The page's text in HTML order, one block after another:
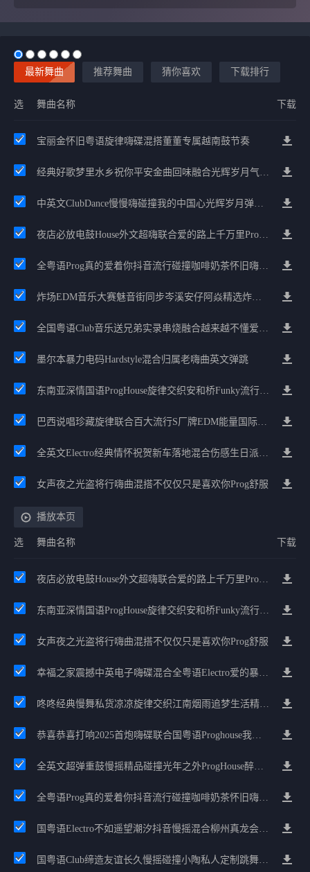
最新舞曲 推荐舞曲 猜你喜欢 下载排行
选 舞曲名称 下载
宝丽金怀旧粤语旋律嗨碟混搭董董专属越南鼓节奏
经典好歌梦里水乡祝你平安金曲回味融合光辉岁月气氛中文兄弟串烧
中英文ClubDance慢慢嗨碰撞我的中国心光辉岁月弹鼓车载
夜店必放电鼓House外文超嗨联合爱的路上千万里Prog包房漫步上头
全粤语Prog真的爱着你抖音流行碰撞咖啡奶茶怀旧嗨水啊纹混音
炸场EDM音乐大赛魅音街同步岑溪安仔阿焱精选炸场歌路串烧
全国粤语Club音乐送兄弟实录串烧融合越来越不懂爱的哲学遗憾专辑
墨尔本暴力电码Hardstyle混合归属老嗨曲英文弹跳
东南亚深情国语ProgHouse旋律交织安和桥Funky流行情怀串烧
巴西说唱珍藏旋律联合百大流行S厂牌EDM能量国际电音串烧
全英文Electro经典情怀祝贺新车落地混合伤感生日派对中文Club串烧
女声夜之光盗将行嗨曲混搭不仅仅只是喜欢你Prog舒服
播放本页
选 舞曲名称 下载
夜店必放电鼓House外文超嗨联合爱的路上千万里Prog包房漫步上头
东南亚深情国语ProgHouse旋律交织安和桥Funky流行情怀串烧
女声夜之光盗将行嗨曲混搭不仅仅只是喜欢你Prog舒服
幸福之家震撼中英电子嗨碟混合全粤语Electro爱的暴风雨广州雄雄精选
咚咚经典慢舞私货凉凉旋律交织江南烟雨追梦生活精选串烧
恭喜恭喜打响2025首炮嗨碟联合国粤语Proghouse我要怎么说我不爱你
全英文超弹重鼓慢摇精品碰撞光年之外ProgHouse醉美抒情节奏
全粤语Prog真的爱着你抖音流行碰撞咖啡奶茶怀旧嗨水啊纹混音
国粤语Electro不如遥望潮汐抖音慢摇混合柳州真龙会K吧小厅小康混音
国粤语Club缔造友谊长久慢摇碰撞小陶私人定制跳舞大碟